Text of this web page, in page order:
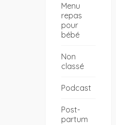
Menu
repas
pour
bébé
Non
classé
Podcast
Post-
partum